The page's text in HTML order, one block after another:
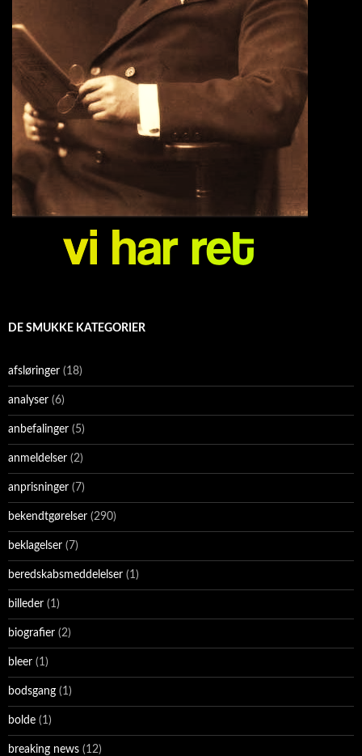
DE SMUKKE KATEGORIER
afsløringer (18)
analyser (6)
anbefalinger (5)
anmeldelser (2)
anprisninger (7)
bekendtgørelser (290)
beklagelser (7)
beredskabsmeddelelser (1)
billeder (1)
biografier (2)
bleer (1)
bodsgang (1)
bolde (1)
breaking news (12)